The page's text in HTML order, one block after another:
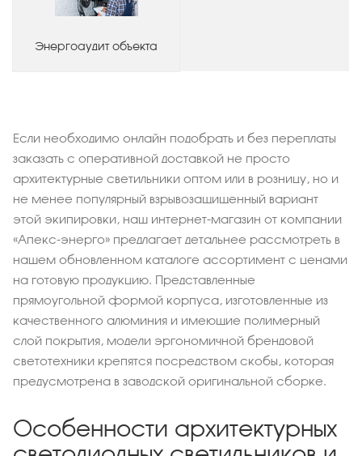
Энергоаудит объекта
Если необходимо онлайн подобрать и без переплаты
заказать с оперативной доставкой не просто
архитектурные светильники оптом или в розницу, но и
не менее популярный взрывозащищенный вариант
этой экипировки, наш интернет-магазин от компании
«Апекс-энерго» предлагает детальнее рассмотреть в
нашем обновленном каталоге ассортимент с ценами
на готовую продукцию. Представленные
прямоугольной формой корпуса, изготовленные из
качественного алюминия и имеющие полимерный
слой покрытия, модели эргономичной брендовой
светотехники крепятся посредством скобы, которая
предусмотрена в заводской оригинальной сборке.
Особенности архитектурных